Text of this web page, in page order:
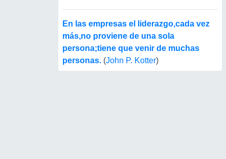
En las empresas el liderazgo,cada vez
más,no proviene de una sola
persona;tiene que venir de muchas
personas. (John P. Kotter)